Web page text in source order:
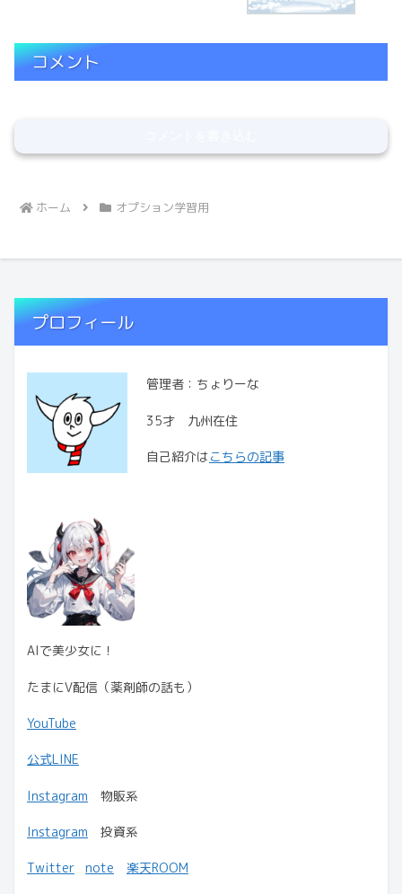
コメント
ホーム オプション学習用
プロフィール
管理者：ちょりーな
35才 九州在住
自己紹介はこちらの記事
AIで美少女に！
たまにV配信（薬剤師の話も）
YouTube
公式LINE
Instagram 物販系
Instagram 投資系
Twitter note 楽天ROOM